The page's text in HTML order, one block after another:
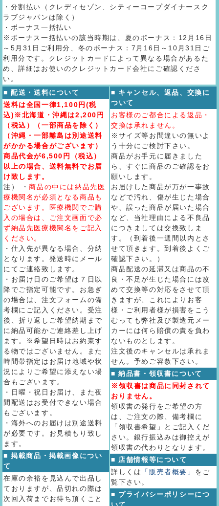
・分割払い（クレディセゾン、シティーコープダイナースク
ラブジャパンは除く）
・ボーナス一括払い
※ボーナス一括払いの該当時期は、夏のボーナス：12月16日
～5月31日ご利用分、冬のボーナス：7月16日～10月31日ご
利用分です。クレジットカードによって異なる場合があるた
め、詳細はお使いのクレジットカード会社にご確認くださ
い。
■ 配送・送料について
送料は全国一律1,100円(税
込)※北海道・沖縄は2,200円
（税込）（一部商品を除く）
（沖縄・一部離島は別途送料
がかかる場合がございます）
商品代金が6,500円（税込）
以上の場合、送料無料でお届
け致します。
注） ・商品の中には納品先医
療機関名が必須となる商品も
ございます。医療機関でご購
入の場合は、ご注文画面で必
ず納品先医療機関名をご記入
ください。
・仕入先が異なる場合、分納
となります。発送時にメール
にてご連絡致します。
・お届け日のご希望は７日以
降でご指定可能です。お急ぎ
の場合は、注文フォームの備
考欄にご記入ください。受注
後、折り返しご希望納期まで
に納品可能かご連絡差し上げ
ます。※希望日時はお約束す
る物ではございません。また
時間帯指定はお届け地域や状
況によりご希望に添えない場
合もございます。
・日曜・祝日お届け、また夜
間配送はお受付できない場合
もございます。
・海外へのお届けは別途送料
が必要です。お見積もり致し
ます。
■ 掲載商品・掲載画像につい
て
在庫の余裕を見込んで出品し
ておりますが、品切れの際は
次回入荷までお待ち頂くこと
■ キャンセル、返品、交換に
ついて
お客様のご都合による返品・
交換は承れません。
※サイズ等お間違いの無いよ
う十分にご検討下さい。
商品がお手元に届きました
ら、すぐに商品のご確認をお
願いします。
お届けした商品が万が一事故
などで汚れ、傷が生じた場合
や、誤った商品が届いた場合
など、当社理由による不良品
につきましては交換致しま
す。（到着後一週間以内とさ
せて頂きます。到着後よくご
確認下さい。）
商品配送の延滞又は商品の不
良・不足が生じた場合には改
めて交換等の対応をさせて頂
きますが、これによりお客
様・ご利用者様が損害をこう
むっても弊社及び製造元メー
カーには何ら賠償の責を負わ
ないものとします。
注文後のキャンセルは承れま
せん。予めご容赦下さい。
■ 納品書・領収書について
※領収書は商品に同封されて
おりません。
領収書の発行をご希望の方
は、ご注文の際、備考欄に
「領収書希望」とご記入くだ
さい。銀行振込みは御控えが
領収書の代わりとなります。
■ 店舗情報等について
詳しくは
「販売者概要」 をご
覧下さい。
■ プライバシーポリシーにつ